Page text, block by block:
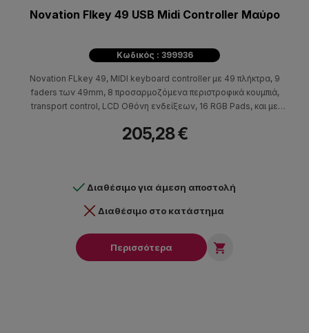
Novation Flkey 49 USB Midi Controller Μαύρο
Κωδικός : 399936
Novation FLkey 49, MIDI keyboard controller με 49 πλήκτρα, 9
faders των 49mm, 8 προσαρμοζόμενα περιστροφικά κουμπιά,
transport control, LCD Οθόνη ενδείξεων, 16 RGB Pads, και με
205,28 €
Διαθέσιμο για άμεση αποστολή
Διαθέσιμο στο κατάστημα
Περισσότερα 